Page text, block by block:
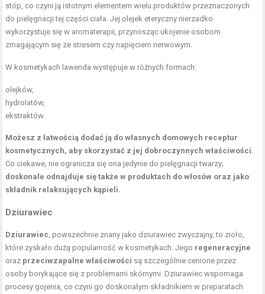
stóp, co czyni ją istotnym elementem wielu produktów przeznaczonych
do pielęgnacji tej części ciała. Jej olejek eteryczny nierzadko
wykorzystuje się w aromaterapii, przynosząc ukojenie osobom
zmagającym się ze stresem czy napięciem nerwowym.
W kosmetykach lawenda występuje w różnych formach:
olejków,
hydrolatów,
ekstraktów.
Możesz z łatwością dodać ją do własnych domowych receptur
kosmetycznych, aby skorzystać z jej dobroczynnych właściwości.
Co ciekawe, nie ogranicza się ona jedynie do pielęgnacji twarzy;
doskonale odnajduje się także w produktach do włosów oraz jako
składnik relaksujących kąpieli.
Dziurawiec
Dziurawiec , powszechnie znany jako dziurawiec zwyczajny, to zioło,
które zyskało dużą popularność w kosmetykach. Jego regeneracyjne
oraz przeciwzapalne właściwości są szczególnie cenione przez
osoby borykające się z problemami skórnymi. Dziurawiec wspomaga
procesy gojenia, co czyni go doskonałym składnikiem w preparatach